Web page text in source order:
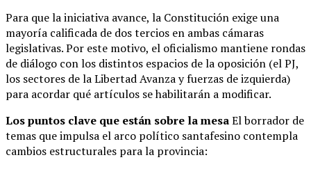
Para que la iniciativa avance, la Constitución exige una
mayoría calificada de dos tercios en ambas cámaras
legislativas. Por este motivo, el oficialismo mantiene rondas
de diálogo con los distintos espacios de la oposición (el PJ,
los sectores de la Libertad Avanza y fuerzas de izquierda)
para acordar qué artículos se habilitarán a modificar.
Los puntos clave que están sobre la mesaEl borrador de
temas que impulsa el arco político santafesino contempla
cambios estructurales para la provincia: